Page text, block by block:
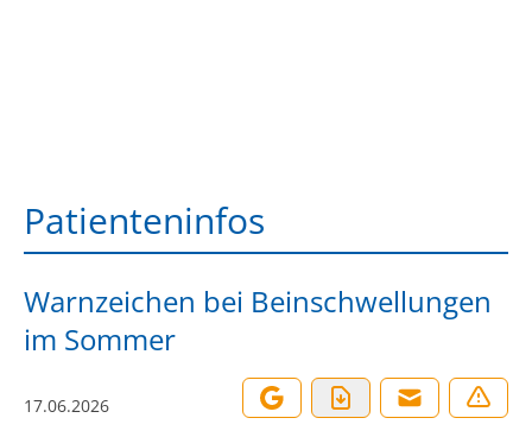
Patienteninfos
Warnzeichen bei Beinschwellungen
im Sommer
17.06.2026